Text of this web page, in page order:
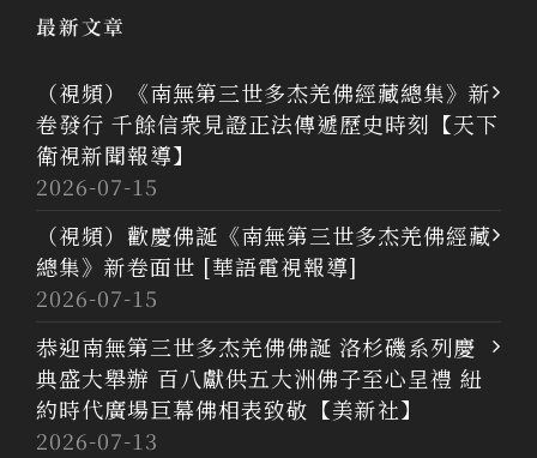
最新文章
（視頻）《南無第三世多杰羌佛經藏總集》新
卷發行 千餘信衆見證正法傳遞歷史時刻【天下
衛視新聞報導】
2026-07-15
（視頻）歡慶佛誕《南無第三世多杰羌佛經藏
總集》新卷面世 [華語電視報導]
2026-07-15
恭迎南無第三世多杰羌佛佛誕 洛杉磯系列慶
典盛大舉辦 百八獻供五大洲佛子至心呈禮 紐
約時代廣場巨幕佛相表致敬【美新社】
2026-07-13